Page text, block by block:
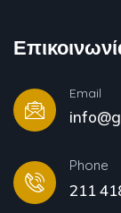
Email
Phone
211